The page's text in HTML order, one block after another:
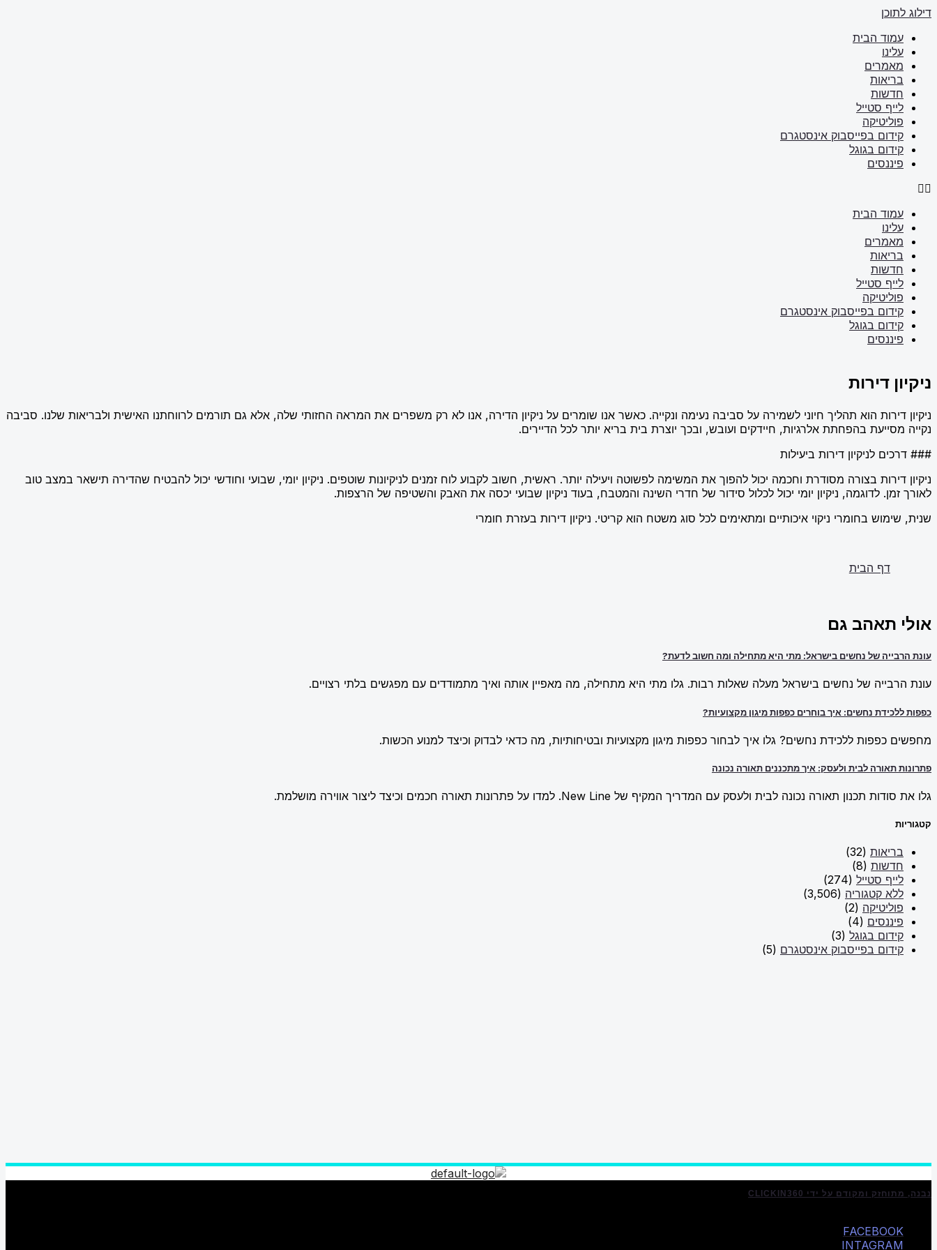
דילוג לתוכן
עמוד הבית
עלינו
מאמרים
בריאות
חדשות
לייף סטייל
פוליטיקה
קידום בפייסבוק אינסטגרם
קידום בגוגל
פיננסים
עמוד הבית
עלינו
מאמרים
בריאות
חדשות
לייף סטייל
פוליטיקה
קידום בפייסבוק אינסטגרם
קידום בגוגל
פיננסים
ניקיון דירות
ניקיון דירות הוא תהליך חיוני לשמירה על סביבה נעימה ונקייה. כאשר אנו שומרים על ניקיון הדירה, אנו לא רק משפרים את המראה החזותי שלה, אלא גם תורמים לרווחתנו האישית ולבריאות שלנו. סביבה
נקייה מסייעת בהפחתת אלרגיות, חיידקים ועובש, ובכך יוצרת בית בריא יותר לכל הדיירים.
### דרכים לניקיון דירות ביעילות
ניקיון דירות בצורה מסודרת וחכמה יכול להפוך את המשימה לפשוטה ויעילה יותר. ראשית, חשוב לקבוע לוח זמנים לניקיונות שוטפים. ניקיון יומי, שבועי וחודשי יכול להבטיח שהדירה תישאר במצב טוב
לאורך זמן. לדוגמה, ניקיון יומי יכול לכלול סידור של חדרי השינה והמטבח, בעוד ניקיון שבועי יכסה את האבק והשטיפה של הרצפות.
שנית, שימוש בחומרי ניקוי איכותיים ומתאימים לכל סוג משטח הוא קריטי. ניקיון דירות בעזרת חומרי
דף הבית
אולי תאהב גם
עונת הרבייה של נחשים בישראל: מתי היא מתחילה ומה חשוב לדעת?
עונת הרבייה של נחשים בישראל מעלה שאלות רבות. גלו מתי היא מתחילה, מה מאפיין אותה ואיך מתמודדים עם מפגשים בלתי רצויים.
כפפות ללכידת נחשים: איך בוחרים כפפות מיגון מקצועיות?
מחפשים כפפות ללכידת נחשים? גלו איך לבחור כפפות מיגון מקצועיות ובטיחותיות, מה כדאי לבדוק וכיצד למנוע הכשות.
פתרונות תאורה לבית ולעסק: איך מתכננים תאורה נכונה
גלו את סודות תכנון תאורה נכונה לבית ולעסק עם המדריך המקיף של New Line. למדו על פתרונות תאורה חכמים וכיצד ליצור אווירה מושלמת.
קטגוריות
בריאות (32)
חדשות (8)
לייף סטייל (274)
ללא קטגוריה (3,506)
פוליטיקה (2)
פיננסים (4)
קידום בגוגל (3)
קידום בפייסבוק אינסטגרם (5)
נבנה, מתוחזק ומקודם על ידי CLICKIN360
FACEBOOK
INTAGRAM